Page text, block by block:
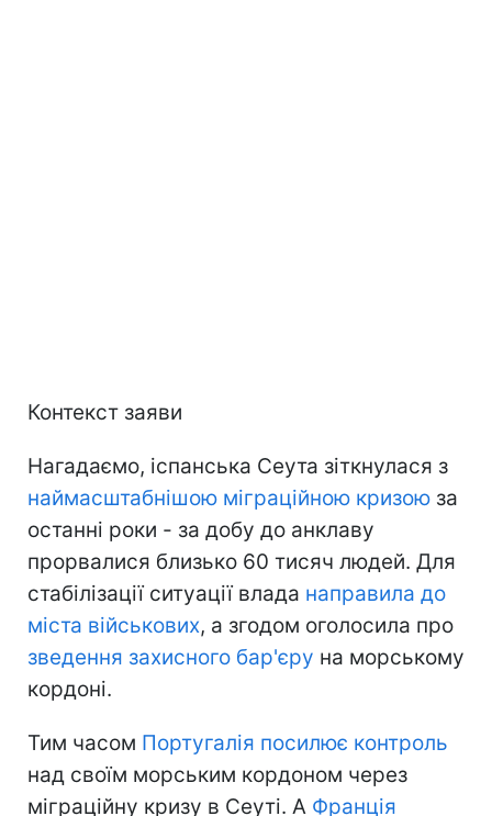
Контекст заяви
Нагадаємо, іспанська Сеута зіткнулася з
наймасштабнішою міграційною кризою за
останні роки - за добу до анклаву
прорвалися близько 60 тисяч людей. Для
стабілізації ситуації влада направила до
міста військових, а згодом оголосила про
зведення захисного бар'єру на морському
кордоні.
Тим часом Португалія посилює контроль
над своїм морським кордоном через
міграційну кризу в Сеуті. А Франція